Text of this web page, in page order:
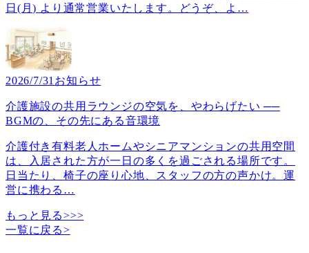
日(月) より通常営業いたします。どうぞ、よ …
2026/7/31 お知らせ
介護施設の共用ラウンジの空気を、やわらげたい ──
BGMの、その先にある音環境
介護付き有料老人ホームやシニアマンションの共用空間
は、入居された方が一日の多くを過ごされる場所です。
日当たり、椅子の座り心地、スタッフの方の声かけ。運
営に携わる …
もっと見る>>>
一覧に戻る>